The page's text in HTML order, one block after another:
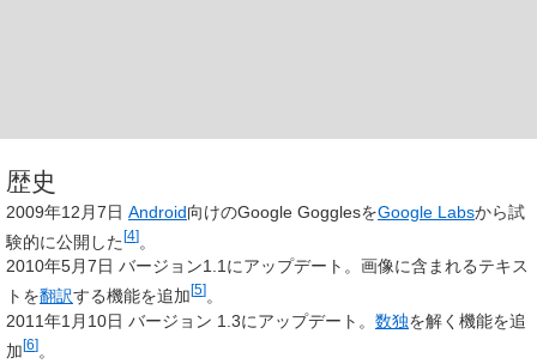
歴史
2009年12月7日 Android向けのGoogle GogglesをGoogle Labsから試
験的に公開した[4]
2010年5月7日 バージョン1.1にアップデート。画像に含まれるテキス
トを翻訳する機能を追加[5] 。
2011年1月10日 バージョン 1.3にアップデート。 数独を解く機能を追
加[6]。